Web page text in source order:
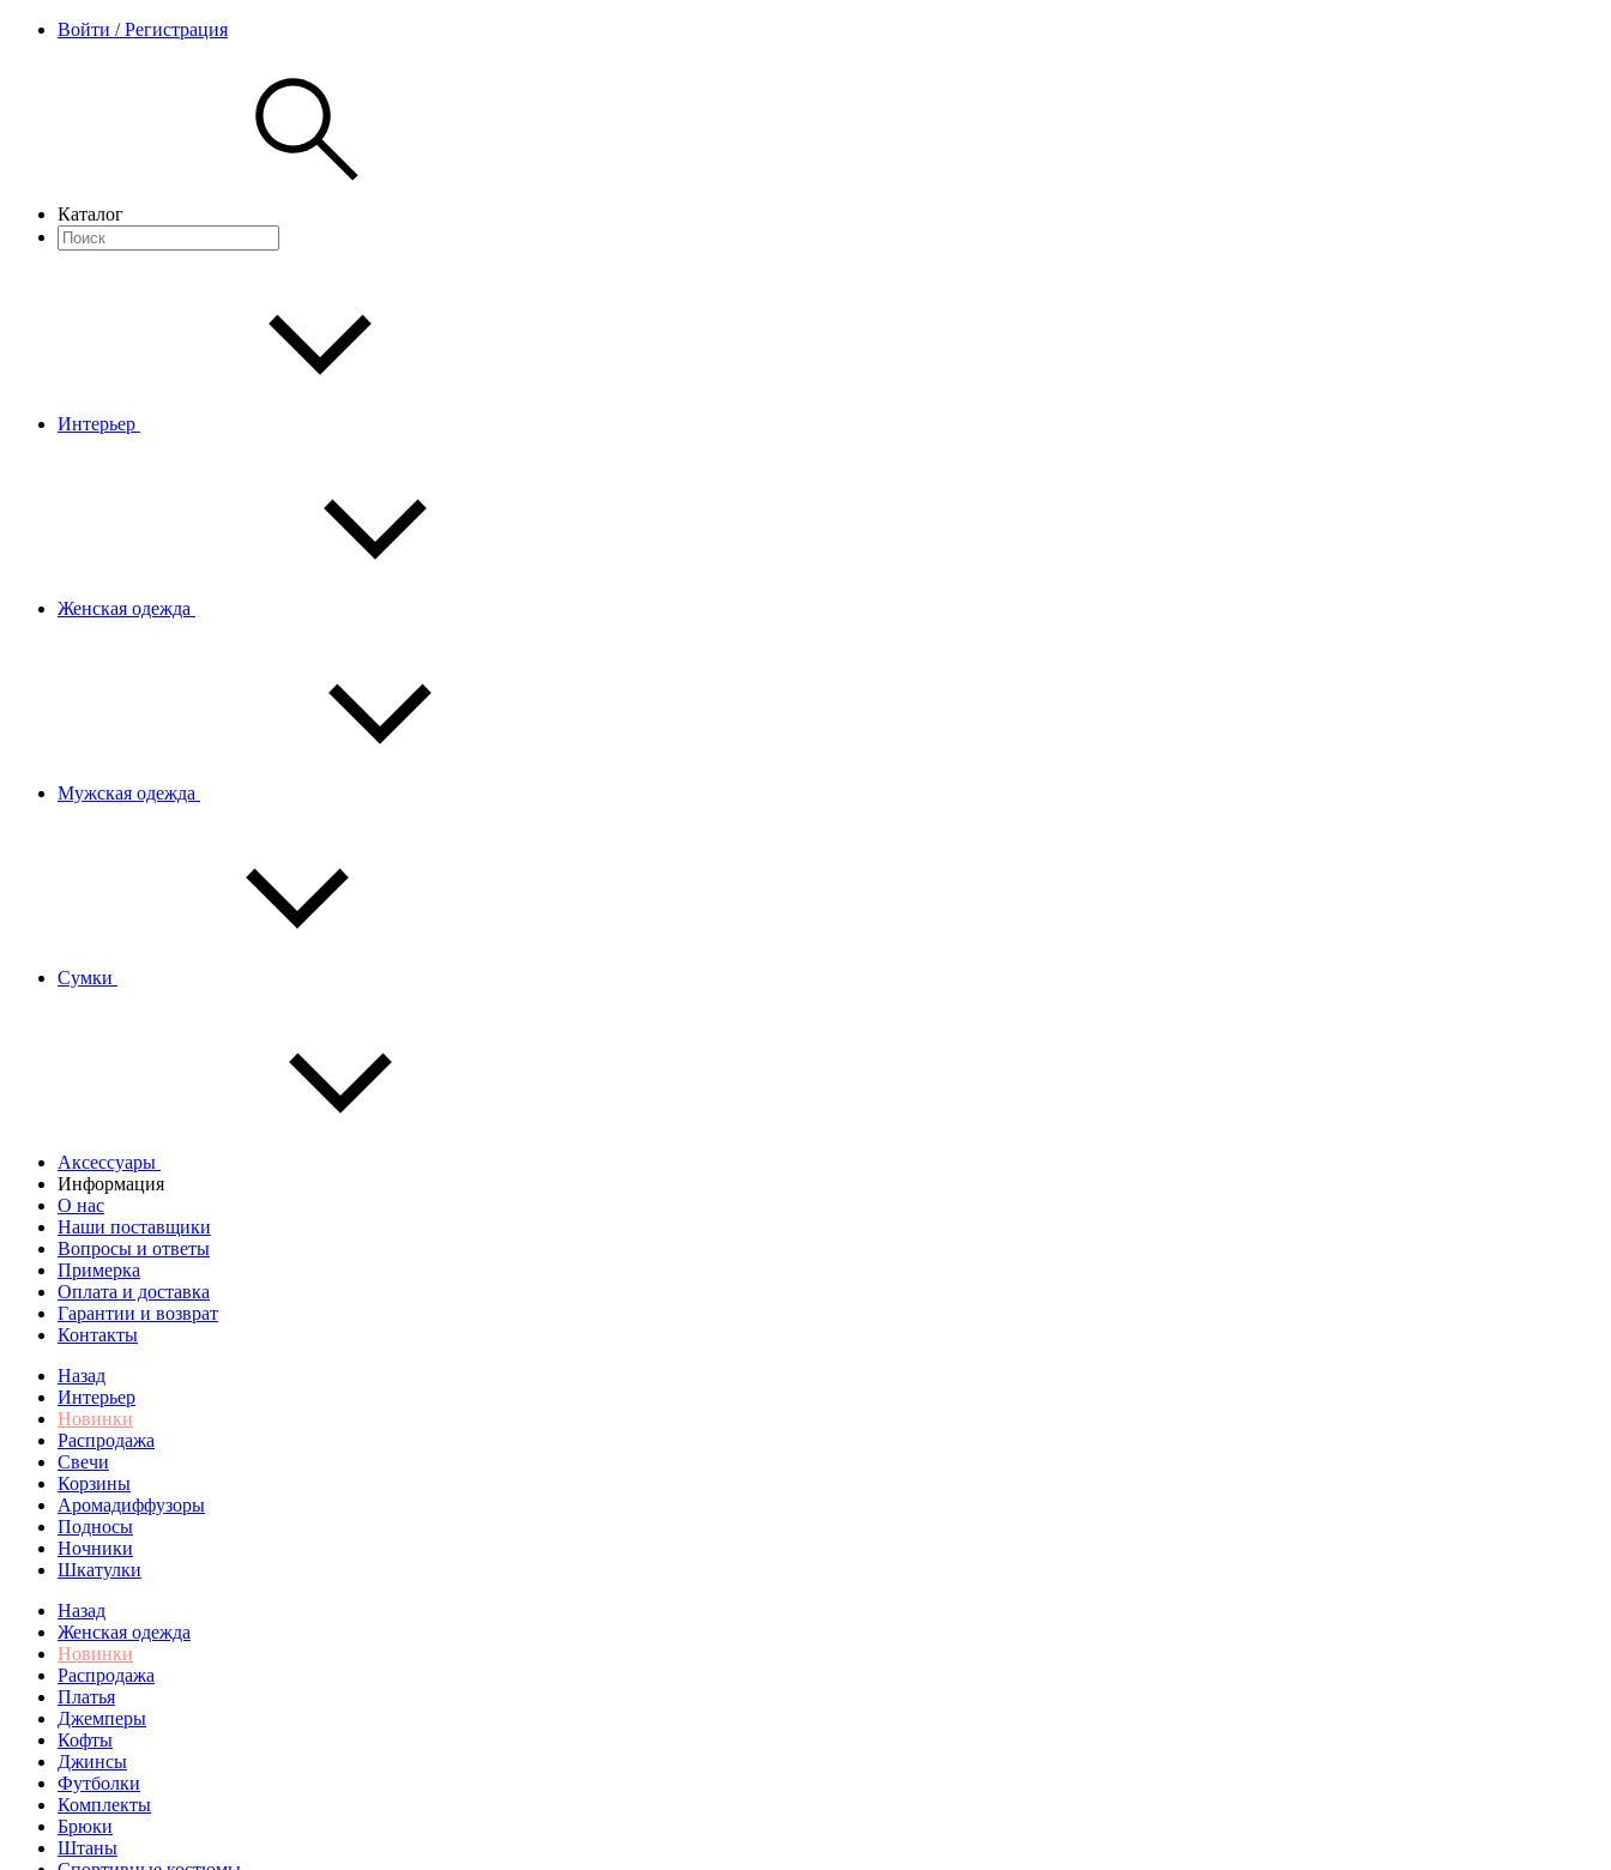
Войти / Регистрация
Каталог
Интерьер
Женская одежда
Мужская одежда
Сумки
Аксессуары
Информация
О нас
Наши поставщики
Вопросы и ответы
Примерка
Оплата и доставка
Гарантии и возврат
Контакты
Назад
Интерьер
Новинки
Распродажа
Свечи
Корзины
Аромадиффузоры
Подносы
Ночники
Шкатулки
Назад
Женская одежда
Новинки
Распродажа
Платья
Джемперы
Кофты
Джинсы
Футболки
Комплекты
Брюки
Штаны